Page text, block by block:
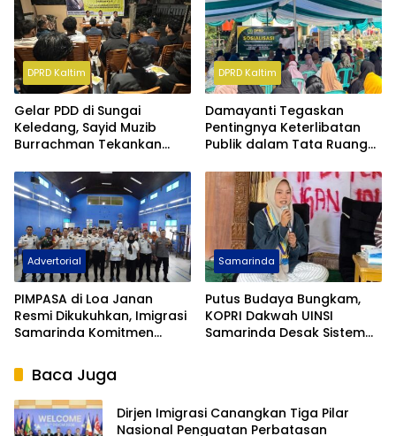
DPRD Kaltim
Gelar PDD di Sungai
Keledang, Sayid Muzib
Burrachman Tekankan
Pro-Rakyat
DPRD Kaltim
Damayanti Tegaskan
Pentingnya Keterlibatan
Publik dalam Tata Ruang
Advertorial
PIMPASA di Loa Janan
Resmi Dikukuhkan, Imigrasi
Samarinda Komitmen
Keberangkatan Ilegal
Samarinda
Putus Budaya Bungkam,
KOPRI Dakwah UINSI
Samarinda Desak Sistem
Baca Juga
Dirjen Imigrasi Canangkan Tiga Pilar
Nasional Penguatan Perbatasan